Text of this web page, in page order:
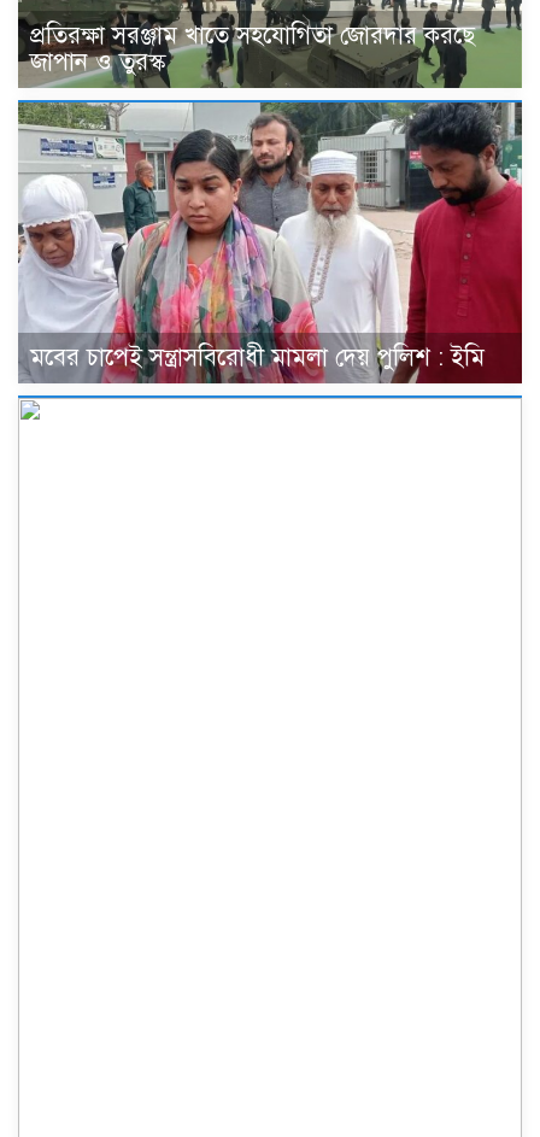
প্রতিরক্ষা সরঞ্জাম খাতে সহযোগিতা জোরদার করছে
জাপান ও তুরস্ক
মবের চাপেই সন্ত্রাসবিরোধী মামলা দেয় পুলিশ : ইমি